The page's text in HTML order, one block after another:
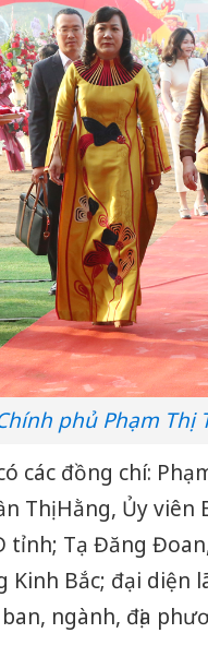
phủ Phạm Thị
các đồng chí:
Thị Hằng, Ủy
tỉnh; Tạ Đăng
Bắc; đại diện
ngành, địa